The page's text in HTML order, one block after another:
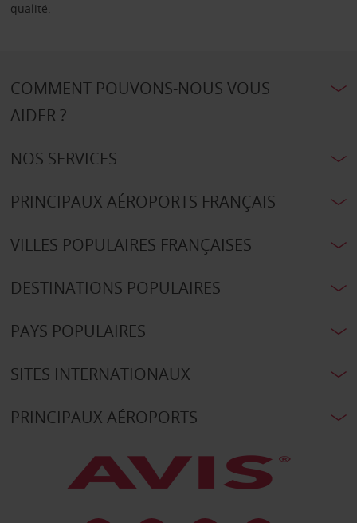
qualité.
COMMENT POUVONS-NOUS VOUS
AIDER ?
NOS SERVICES
PRINCIPAUX AÉROPORTS FRANÇAIS
VILLES POPULAIRES FRANÇAISES
DESTINATIONS POPULAIRES
PAYS POPULAIRES
SITES INTERNATIONAUX
PRINCIPAUX AÉROPORTS